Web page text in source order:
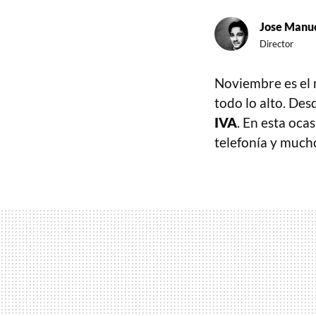
Jose
Director
Noviembre es el
todo lo alto.
IVA. En esta
telefonía y